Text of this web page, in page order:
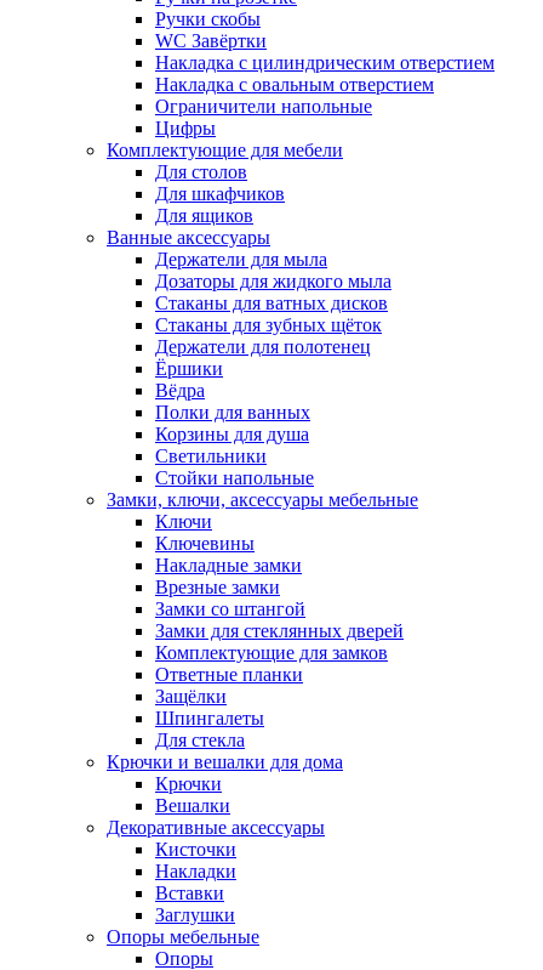
Ручки скобы
WC Завёртки
Накладка с цилиндрическим отверстием
Накладка с овальным отверстием
Ограничители напольные
Цифры
Комплектующие для мебели
Для столов
Для шкафчиков
Для ящиков
Ванные аксессуары
Держатели для мыла
Дозаторы для жидкого мыла
Стаканы для ватных дисков
Стаканы для зубных щёток
Держатели для полотенец
Ёршики
Вёдра
Полки для ванных
Корзины для душа
Светильники
Стойки напольные
Замки, ключи, аксессуары мебельные
Ключи
Ключевины
Накладные замки
Врезные замки
Замки со штангой
Замки для стеклянных дверей
Комплектующие для замков
Ответные планки
Защёлки
Шпингалеты
Для стекла
Крючки и вешалки для дома
Крючки
Вешалки
Декоративные аксессуары
Кисточки
Накладки
Вставки
Заглушки
Опоры мебельные
Опоры